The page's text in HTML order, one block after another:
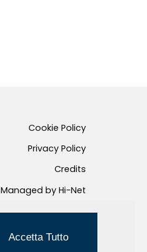
Cookie Policy
Privacy Policy
Credits
Managed by Hi-Net
Accetta Tutto